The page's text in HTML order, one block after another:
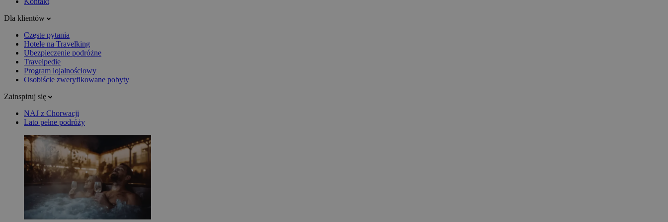
Dla klientów
Częste pytania
Hotele na Travelking
Ubezpieczenie podróżne
Travelpedie
Program lojalnościowy
Osobiście zweryfikowane pobyty
Zainspiruj się
NAJ z Chorwacji
Lato pełne podróży